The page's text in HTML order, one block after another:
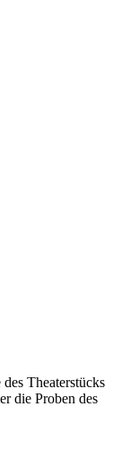
Theaterstücks
die Proben des